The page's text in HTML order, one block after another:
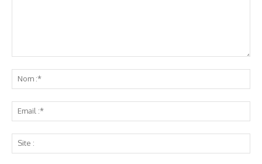
:*
:*
: